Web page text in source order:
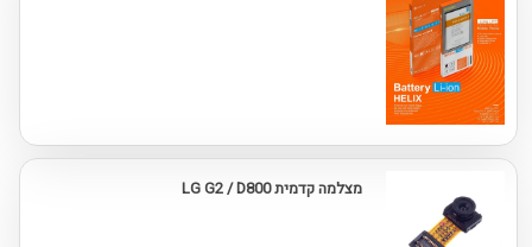
מצלמה קדמית LG G2 / D800